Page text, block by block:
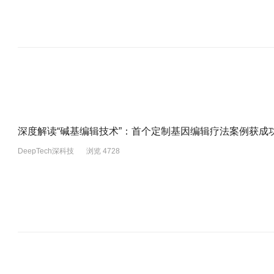
深度解读“碱基编辑技术”：首个定制基因编辑疗法案例获成
DeepTech深科技 浏览 4728